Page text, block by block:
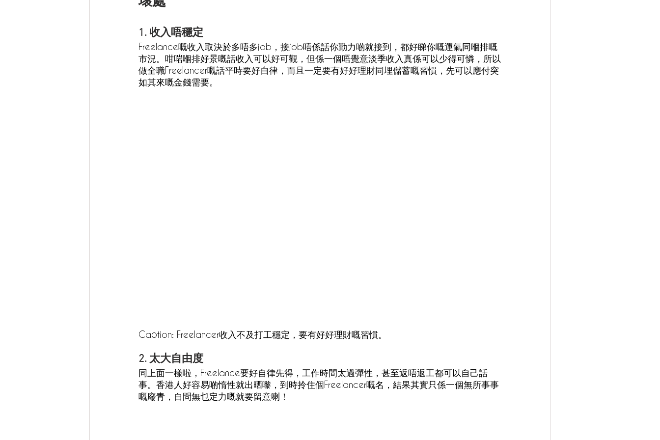
1. 收入唔穩定
Freelance嘅收入取決於多唔多job，接job唔係話你勤力啲就接到，都好睇你嘅運氣同嗰排嘅
市況。咁啱嗰排好景嘅話收入可以好可觀，但係一個唔覺意淡季收入真係可以少得可憐，所以
做全職Freelancer嘅話平時要好自律，而且一定要有好好理財同埋儲蓄嘅習慣，先可以應付突
如其來嘅金錢需要。
Caption: Freelancer收入不及打工穩定，要有好好理財嘅習慣。
2. 太大自由度
同上面一樣啦，Freelance要好自律先得，工作時間太過彈性，甚至返唔返工都可以自己話
事。香港人好容易啲惰性就出晒嚟，到時拎住個Freelancer嘅名，結果其實只係一個無所事事
嘅廢青，自問無乜定力嘅就要留意喇！